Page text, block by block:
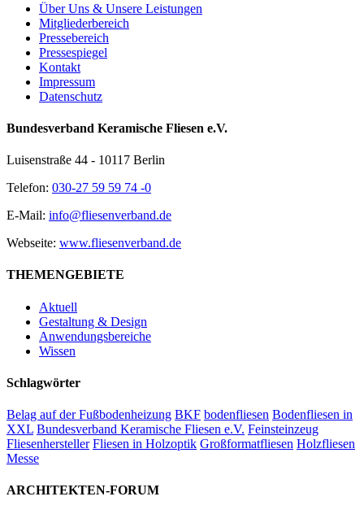
Über Uns & Unsere Leistungen
Mitgliederbereich
Pressebereich
Pressespiegel
Kontakt
Impressum
Datenschutz
Bundesverband Keramische Fliesen e.V.
Luisenstraße 44 - 10117 Berlin
Telefon: 030-27 59 59 74 -0
E-Mail: info@fliesenverband.de
Webseite: www.fliesenverband.de
THEMENGEBIETE
Aktuell
Gestaltung & Design
Anwendungsbereiche
Wissen
Schlagwörter
Belag auf der Fußbodenheizung BKF bodenfliesen Bodenfliesen in
XXL Bundesverband Keramische Fliesen e.V. Feinsteinzeug
Fliesenhersteller Fliesen in Holzoptik Großformatfliesen Holzfliesen
Messe
ARCHITEKTEN-FORUM